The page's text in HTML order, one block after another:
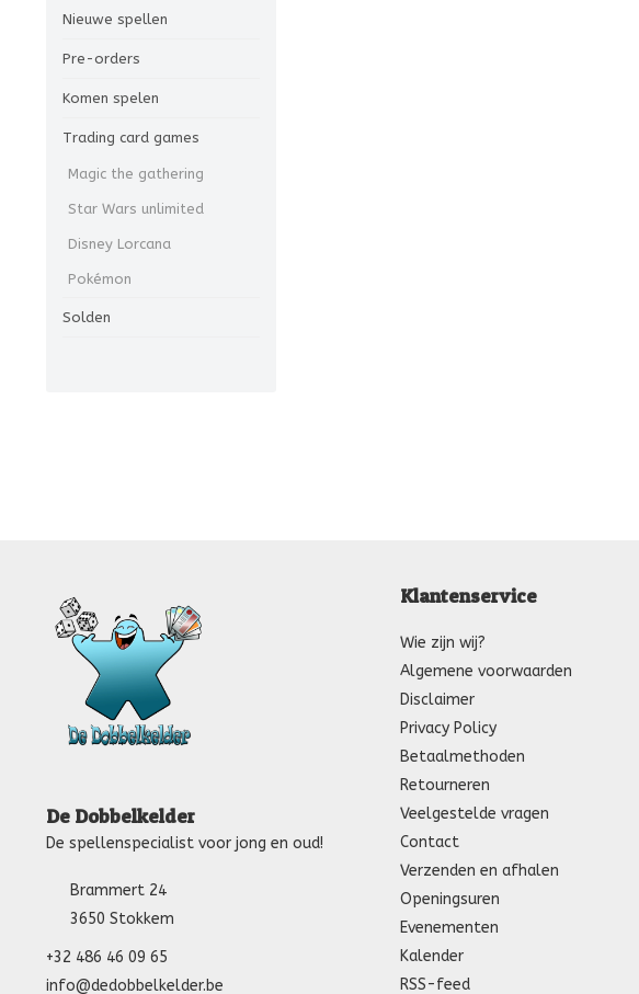
Nieuwe spellen
Pre-orders
Komen spelen
Trading card games
Magic the gathering
Star Wars unlimited
Disney Lorcana
Pokémon
Solden
De Dobbelkelder
De spellenspecialist voor jong en oud!
Brammert 24
3650 Stokkem
+32 486 46 09 65
info@dedobbelkelder.be
Klantenservice
Wie zijn wij?
Algemene voorwaarden
Disclaimer
Privacy Policy
Betaalmethoden
Retourneren
Veelgestelde vragen
Contact
Verzenden en afhalen
Openingsuren
Evenementen
Kalender
RSS-feed